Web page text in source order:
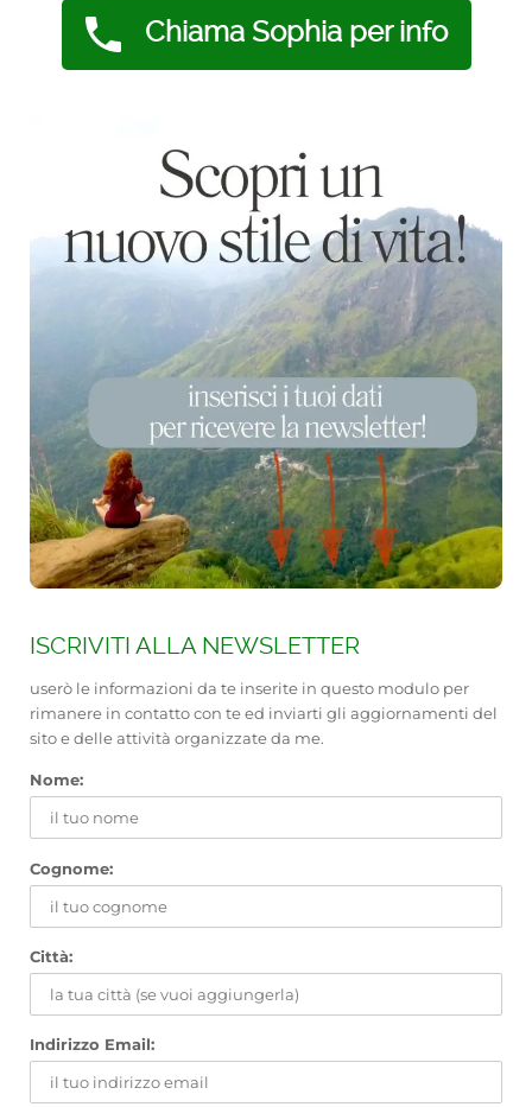
Chiama Sophia per info
ISCRIVITI ALLA NEWSLETTER
userò le informazioni da te inserite in questo modulo per
rimanere in contatto con te ed inviarti gli aggiornamenti del
sito e delle attività organizzate da me.
Nome:
Cognome:
Città:
Indirizzo Email: